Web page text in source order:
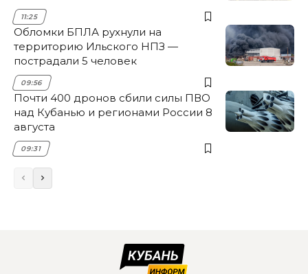
11:25
Обломки БПЛА рухнули на
территорию Ильского НПЗ —
пострадали 5 человек
09:56
Почти 400 дронов сбили силы ПВО
над Кубанью и регионами России 8
августа
09:31